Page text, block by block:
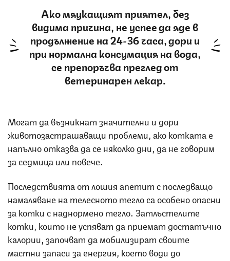
Ако мяукащият приятел, без
видима причина, не успее да яде в
продължение на 24-36 часа, дори и
при нормална консумация на вода,
се препоръчва преглед от
ветеринарен лекар.
Могат да възникнат значителни и дори
животозастрашаващи проблеми, ако котката е
напълно отказва да се няколко дни, да не говорим
за седмица или повече.
Последствията от лошия апетит с последващо
намаляване на телесното тегло са особено опасни
за котки с наднормено тегло. Затлъстелите
котки, които не успяват да приемат достатъчно
калории, започват да мобилизират своите
мастни запаси за енергия, което води до